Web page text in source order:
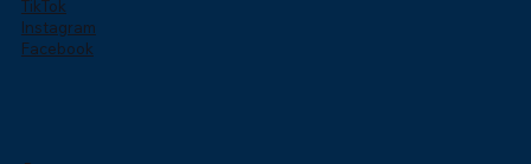
TikTok
Instagram
Facebook